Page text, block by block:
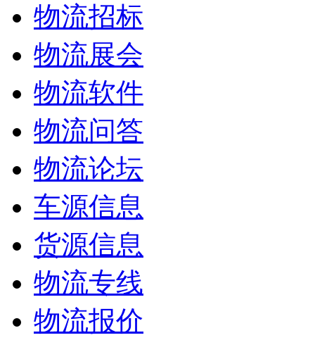
物流招标
物流展会
物流软件
物流问答
物流论坛
车源信息
货源信息
物流专线
物流报价